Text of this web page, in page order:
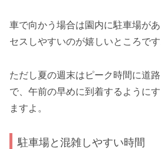
車で向かう場合は園内に駐車場が
セスしやすいのが嬉しいところです
ただし夏の週末はピーク時間に道
で、午前の早めに到着するように
ますよ。
駐車場と混雑しやすい時間